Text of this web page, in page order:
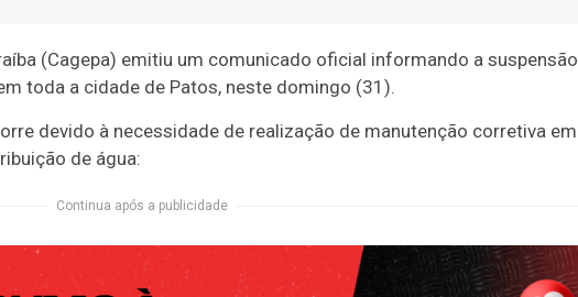
(Cagepa) emitiu um comunicado oficial informando a suspensão
toda a cidade de Patos, neste domingo (31).
devido à necessidade de realização de manutenção corretiva em
de água:
Continua após a publicidade